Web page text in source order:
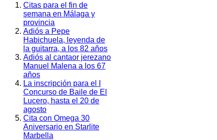
Citas para el fin de
semana en Málaga y
provincia
Adiós a Pepe
Habichuela, leyenda de
la guitarra, a los 82 años
Adiós al cantaor jerezano
Manuel Malena a los 67
años
La inscripción para el I
Concurso de Baile de El
Lucero, hasta el 20 de
agosto
Cita con Omega 30
Aniversario en Starlite
Marbella